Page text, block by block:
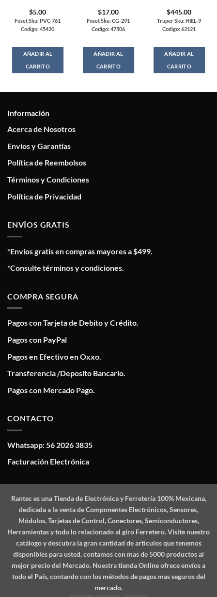
$5.00
Foset Sku: PVC-761
Codigo: 45420
AÑADIR AL
CARRITO
$17.00
Foset Sku: CG-291
Codigo: 47506
AÑADIR AL
CARRITO
$445.00
Truper Sku: HIEL-9
Codigo: 62121
AÑADIR AL
CARRITO
Información
Acerca de Nosotros
Envíos y Garantías
Política de Reembolsos
Términos y Condiciones
Política de Privacidad
ENVÍOS GRATIS
*Envíos gratis en compras mayores a $499.
*Consulte términos y condiciones.
COMPRA SEGURA
Pagos con Tarjeta de Debito y Crédito.
Pagos con PayPal
Pagos en Efectivo en Oxxo.
Transferencia /Deposito Bancario.
Pagos con Mercado Pago.
CONTACTO
Whatsapp: 56 2026 3835
Facturación Electrónica
Ranteces una Tienda de Electrónica y Ferretería 100% Mexicana,
dedicada a la venta de Componentes Electrónicos, Sensores,
Módulos, Tarjetas de Control, Conectores, Semiconductores,
Herramientas y todo lo relacionado al giro Ferretero. Visite nuestro
catálogo y descubra la gran cantidad de artículos que tenemos
disponibles para usted, contamos con mas de 5000 productos al
mejor precio del Mercado. Nuestra tienda Online ofrece envíos a
todo el País, contando con los métodos de pagos mas seguros del
mercado.